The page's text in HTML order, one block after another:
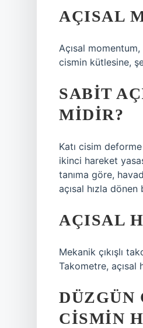
AÇISAL
Açısal
cismin kütlesine,
SABIT
MIDIR?
Katı cisim
ikinci hareket
tanıma göre,
açısal hızla
AÇISAL
Mekanik çıkışlı
Takometre, açısal
DÜZGÜN
CISMIN